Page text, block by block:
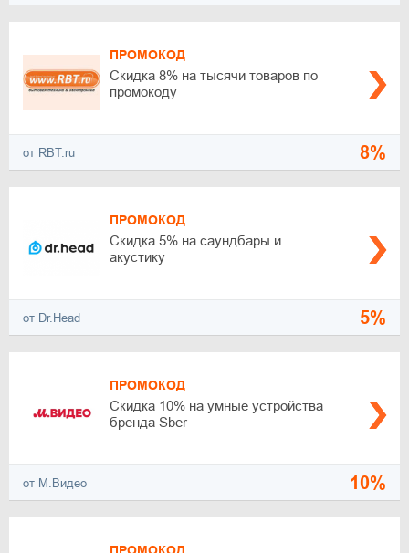
ПРОМОКОД
Скидка 8% на тысячи товаров по
промокоду
от RBT.ru 8%
ПРОМОКОД
Скидка 5% на саундбары и
акустику
от Dr.Head 5%
ПРОМОКОД
Скидка 10% на умные устройства
бренда Sber
от М.Видео 10%